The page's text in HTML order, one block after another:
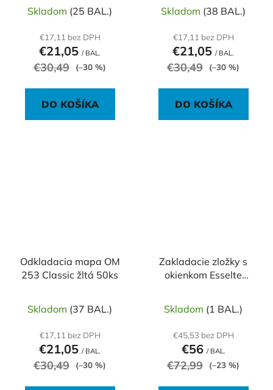
Skladom (25 BAL.)
€17,11 bez DPH
€21,05 / BAL.
€30,49 (–30 %)
DO KOŠÍKA
Skladom (38 BAL.)
€17,11 bez DPH
€21,05 / BAL.
€30,49 (–30 %)
DO KOŠÍKA
Odkladacia mapa OM
253 Classic žltá 50ks
Skladom (37 BAL.)
€17,11 bez DPH
€21,05 / BAL.
€30,49 (–30 %)
Zakladacie zložky s
okienkom Esselte
Skladom (1 BAL.)
€45,53 bez DPH
€56 / BAL.
€72,99 (–23 %)